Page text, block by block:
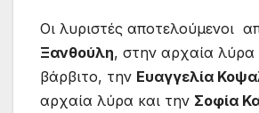
Οι λυριστές αποτελούμενοι
Ξανθούλη, στην αρχαία λύρα
βάρβιτο, την Ευαγγελία
αρχαία λύρα και την Σοφία